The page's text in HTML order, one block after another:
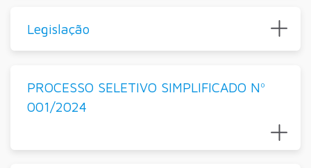
Legislação
PROCESSO SELETIVO SIMPLIFICADO Nº
001/2024